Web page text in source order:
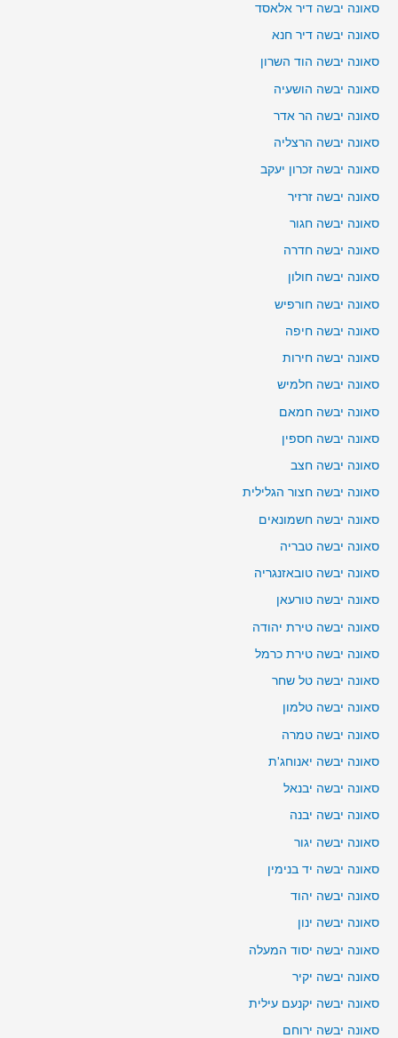
סאונה יבשה דיר אלאסד
סאונה יבשה דיר חנא
סאונה יבשה הוד השרון
סאונה יבשה הושעיה
סאונה יבשה הר אדר
סאונה יבשה הרצליה
סאונה יבשה זכרון יעקב
סאונה יבשה זרזיר
סאונה יבשה חגור
סאונה יבשה חדרה
סאונה יבשה חולון
סאונה יבשה חורפיש
סאונה יבשה חיפה
סאונה יבשה חירות
סאונה יבשה חלמיש
סאונה יבשה חמאם
סאונה יבשה חספין
סאונה יבשה חצב
סאונה יבשה חצור הגלילית
סאונה יבשה חשמונאים
סאונה יבשה טבריה
סאונה יבשה טובאזנגריה
סאונה יבשה טורעאן
סאונה יבשה טירת יהודה
סאונה יבשה טירת כרמל
סאונה יבשה טל שחר
סאונה יבשה טלמון
סאונה יבשה טמרה
סאונה יבשה יאנוחג'ת
סאונה יבשה יבנאל
סאונה יבשה יבנה
סאונה יבשה יגור
סאונה יבשה יד בנימין
סאונה יבשה יהוד
סאונה יבשה ינון
סאונה יבשה יסוד המעלה
סאונה יבשה יקיר
סאונה יבשה יקנעם עילית
סאונה יבשה ירוחם